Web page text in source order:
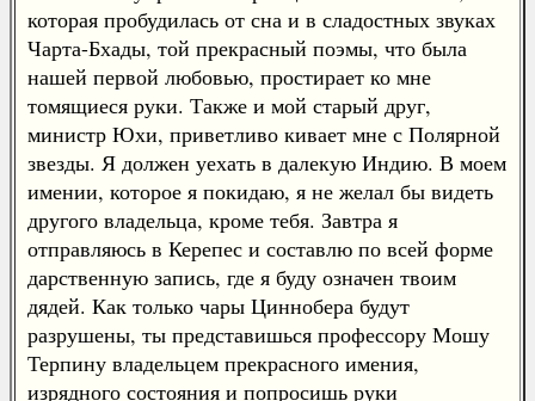
которая пробудилась от сна и в сладостных звуках
Чарта-Бхады, той прекрасный поэмы, что была
нашей первой любовью, простирает ко мне
томящиеся руки. Также и мой старый друг,
министр Юхи, приветливо кивает мне с Полярной
звезды. Я должен уехать в далекую Индию. В моем
имении, которое я покидаю, я не желал бы видеть
другого владельца, кроме тебя. Завтра я
отправляюсь в Керепес и составлю по всей форме
дарственную запись, где я буду означен твоим
дядей. Как только чары Циннобера будут
разрушены, ты представишься профессору Мошу
Терпину владельцем прекрасного имения,
изрядного состояния и попросишь руки